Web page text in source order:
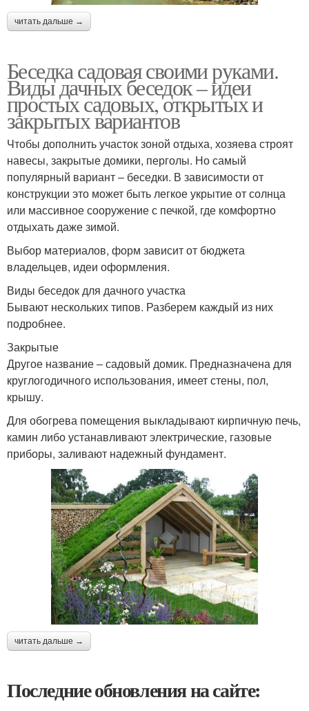
читать дальше →
Беседка садовая своими руками.
Виды дачных беседок – идеи
простых садовых, открытых и
закрытых вариантов
Чтобы дополнить участок зоной отдыха, хозяева строят
навесы, закрытые домики, перголы. Но самый
популярный вариант ‒ беседки. В зависимости от
конструкции это может быть легкое укрытие от солнца
или массивное сооружение с печкой, где комфортно
отдыхать даже зимой.
Выбор материалов, форм зависит от бюджета
владельцев, идеи оформления.
Виды беседок для дачного участка
Бывают нескольких типов. Разберем каждый из них
подробнее.
Закрытые
Другое название ‒ садовый домик. Предназначена для
круглогодичного использования, имеет стены, пол,
крышу.
Для обогрева помещения выкладывают кирпичную печь,
камин либо устанавливают электрические, газовые
приборы, заливают надежный фундамент.
читать дальше →
Последние обновления на сайте: